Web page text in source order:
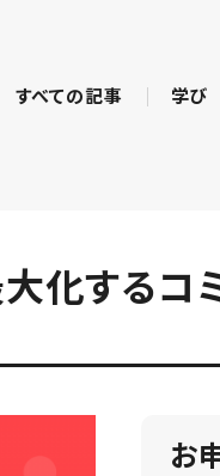
すべての記事 学び
化するコ
お